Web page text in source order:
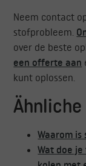
Neem contact
stofprobleem.
over de beste
een offerte aan
kunt oplossen.
Waarom
Wat doe